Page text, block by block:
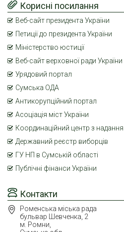
Контакти
Роменська міська рада
бульвар Шевченка, 2
м. Ромни,
Корисні посилання
Веб-сайт президента України
Петиції до президента України
Міністерство юстиції
Веб-сайт верховної ради України
Урядовий портал
Сумська ОДА
Антикорупційний портал
Асоціація міст України
Координаційний центр з
Державний реєстр виборців
ГУ НП в Сумській області
Публічні фінанси України